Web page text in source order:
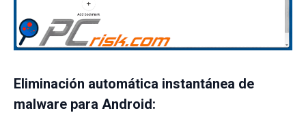
Eliminación automática instantánea de
malware para Android: